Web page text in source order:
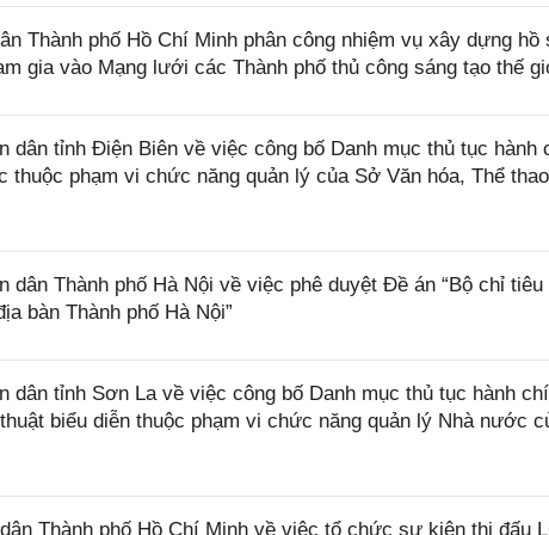
Thành phố Hồ Chí Minh phân công nhiệm vụ xây dựng hồ
gia vào Mạng lưới các Thành phố thủ công sáng tạo thế
dân tỉnh Điện Biên về việc công bố Danh mục thủ tục hành
phạm vi chức năng quản lý của Sở Văn hóa, Thể
dân Thành phố Hà Nội về việc phê duyệt Đề án “Bộ chỉ tiêu
bàn Thành phố Hà Nội”
dân tỉnh Sơn La về việc công bố Danh mục thủ tục hành
biểu diễn thuộc phạm vi chức năng quản lý Nhà nước
Thành phố Hồ Chí Minh về việc tổ chức sự kiện thi đấu